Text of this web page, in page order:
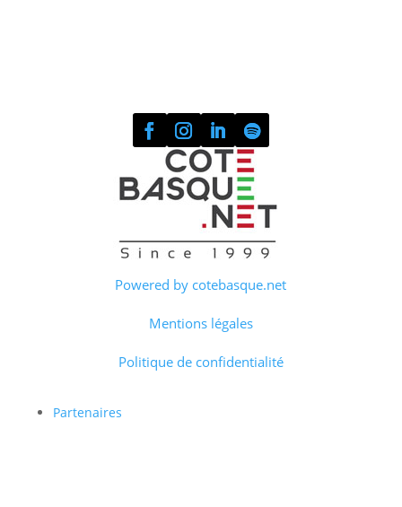
Powered by cotebasque.net
Mentions légales
Politique de confidentialité
Partenaires